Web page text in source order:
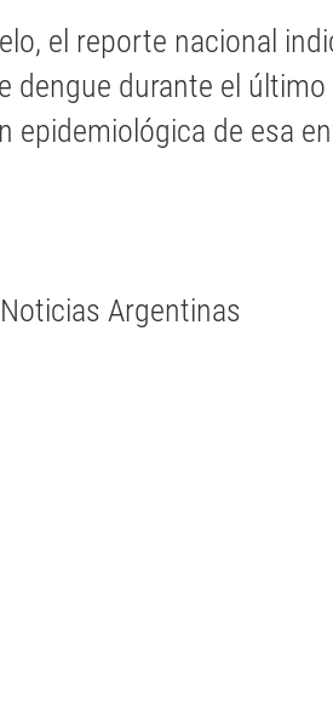
el reporte nacional
dengue durante el
epidemiológica de esa
Argentinas